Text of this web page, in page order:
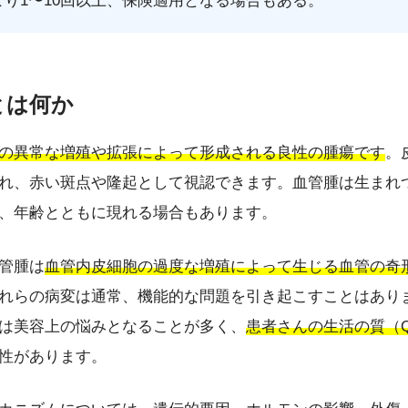
は何か
異常な増殖や拡張によって形成される良性の腫瘍です。
、赤い斑点や隆起として視認できます。血管腫は生まれ
年齢とともに現れる場合もあります。
腫は血管内皮細胞の過度な増殖によって生じる血管の奇
らの病変は通常、機能的な問題を引き起こすことはあり
美容上の悩みとなることが多く、 患者さんの生活の質（
があります。